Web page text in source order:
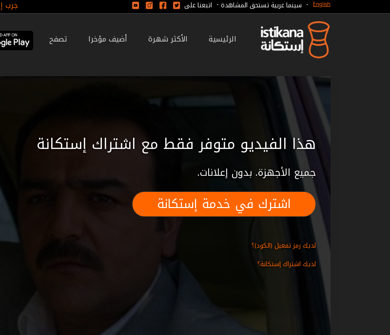
جرب English
- سينما عربية تستحق المشاهدة - اتبعنا على
الرئيسية الأكثر شهرة أضيف مؤخرا تصفح
هذا الفيديو متوفر فقط مع اشتراك إستكانة
جميع الأجهزة. بدون إعلانات.
اشترك في خدمة إستكانة
لديك رمز تفعيل (الكود)؟
لديك اشتراك إستكانة؟